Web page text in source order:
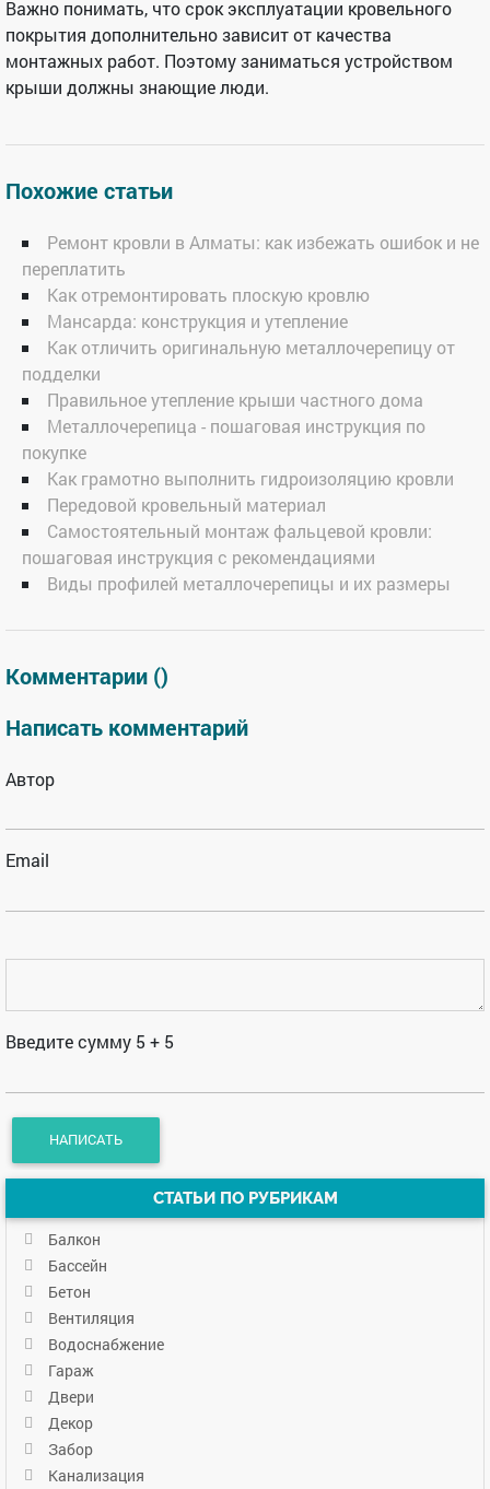
Важно понимать, что срок эксплуатации кровельного
покрытия дополнительно зависит от качества
монтажных работ. Поэтому заниматься устройством
крыши должны знающие люди.
Похожие статьи
Ремонт кровли в Алматы: как избежать ошибок и не
переплатить
Как отремонтировать плоскую кровлю
Мансарда: конструкция и утепление
Как отличить оригинальную металлочерепицу от
подделки
Правильное утепление крыши частного дома
Металлочерепица - пошаговая инструкция по
покупке
Как грамотно выполнить гидроизоляцию кровли
Передовой кровельный материал
Самостоятельный монтаж фальцевой кровли:
пошаговая инструкция с рекомендациями
Виды профилей металлочерепицы и их размеры
Комментарии ()
Написать комментарий
Автор
Email
Введите сумму 5 + 5
СТАТЬИ ПО РУБРИКАМ
Балкон
Бассейн
Бетон
Вентиляция
Водоснабжение
Гараж
Двери
Декор
Забор
Канализация